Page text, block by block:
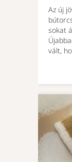
Az új
sokat
vált,